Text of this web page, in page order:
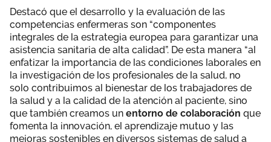
Destacó que el desarrollo y la evaluación de las
competencias enfermeras son “componentes
integrales de la estrategia europea para garantizar una
asistencia sanitaria de alta calidad”. De esta manera “al
enfatizar la importancia de las condiciones laborales en
la investigación de los profesionales de la salud, no
solo contribuimos al bienestar de los trabajadores de
la salud y a la calidad de la atención al paciente, sino
que también creamos un entorno de colaboración que
fomenta la innovación, el aprendizaje mutuo y las
mejoras sostenibles en diversos sistemas de salud a